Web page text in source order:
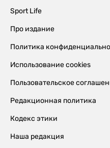
Sport Life
Про издание
Политика
Использование cookies
Пользовательское
Редакционная политика
Кодекс этики
Наша редакция